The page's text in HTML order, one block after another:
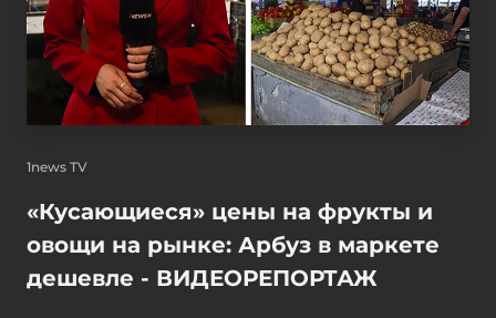
1news TV
«Кусающиеся» цены на фрукты и
овощи на рынке: Арбуз в маркете
дешевле - ВИДЕОРЕПОРТАЖ